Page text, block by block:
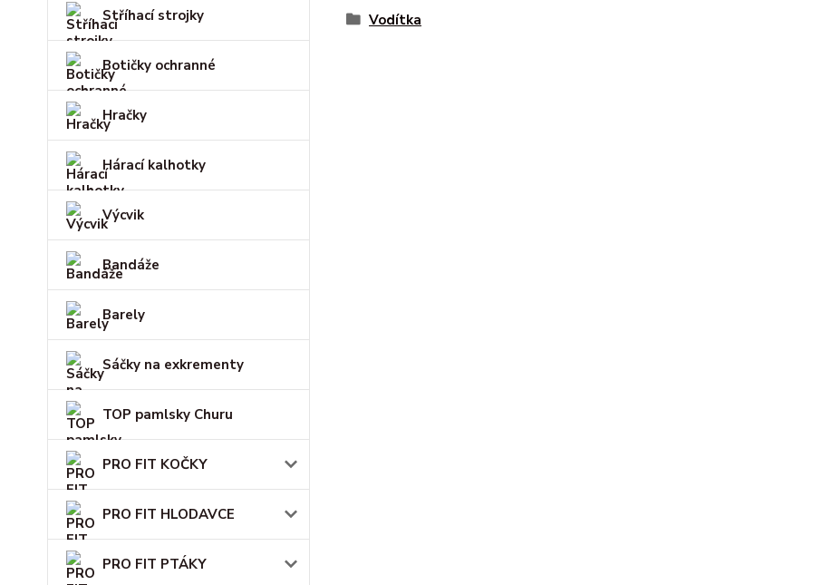
Stříhací strojky
Botičky ochranné
Hračky
Hárací kalhotky
Výcvik
Bandáže
Barely
Sáčky na exkrementy
TOP pamlsky Churu
PRO FIT KOČKY
PRO FIT HLODAVCE
PRO FIT PTÁKY
Vodítka